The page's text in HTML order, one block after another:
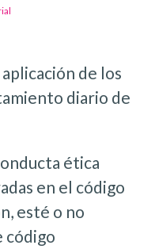
de los
diario de
ética
en el código
esté o no
código